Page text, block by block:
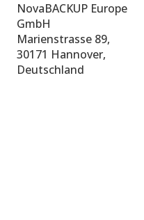
NovaBACKUP Europe
GmbH
Marienstrasse 89,
30171 Hannover,
Deutschland